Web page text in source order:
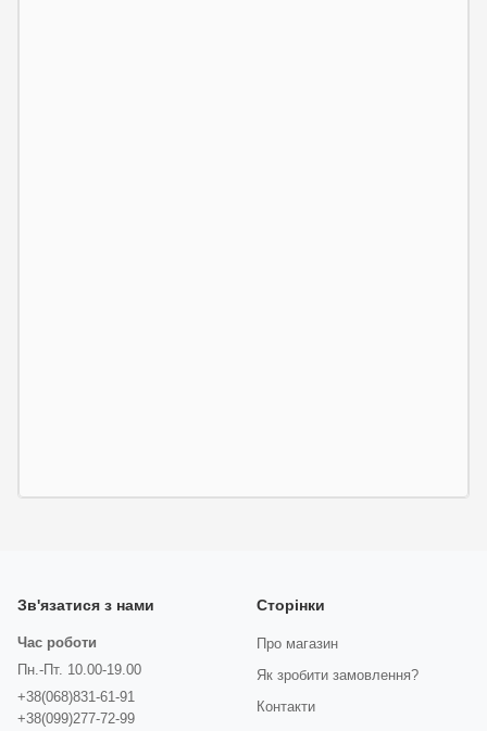
Зв'язатися з нами
Час роботи
Пн.-Пт. 10.00-19.00
+38(068)831-61-91
+38(099)277-72-99
Сторінки
Про магазин
Як зробити замовлення?
Контакти